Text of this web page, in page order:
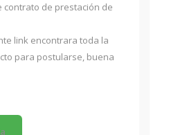
contrato de prestación de
link encontrara toda la
para postularse, buena